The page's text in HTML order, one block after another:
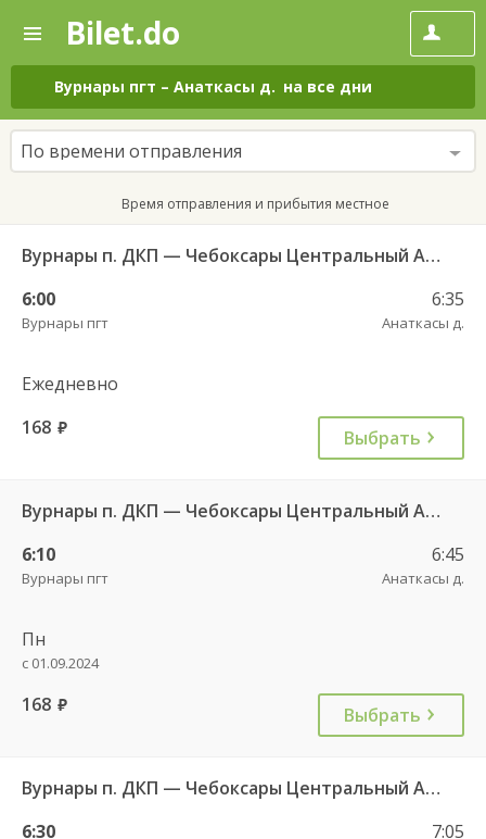
—
Поиск
и
покупка
билетов
на
автобус
онлайн
Bilet.do
Вурнары пгт – Анаткасы д. на все дни
По времени отправления
Время отправления и прибытия местное
Вурнары п. ДКП — Чебоксары Центральный АВ 521
6:00
Вурнары пгт
6:35
Анаткасы д.
Ежедневно
168 руб. Выбрать
Вурнары п. ДКП — Чебоксары Центральный АВ 521
6:10
Вурнары пгт
6:45
Анаткасы д.
Пн
с 01.09.2024
168 руб. Выбрать
Вурнары п. ДКП — Чебоксары Центральный АВ 521
6:30
7:05